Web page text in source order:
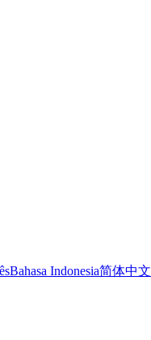
Bahasa Indonesia简体中文